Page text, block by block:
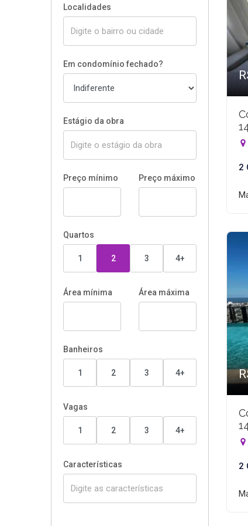
Localidades
Em condomínio fechado?
Estágio da obra
Preço mínimo Preço máximo
Quartos
1 2 3 4+
Área mínima Área máxima
Banheiros
1 2 3 4+
Vagas
1 2 3 4+
Características
2
2